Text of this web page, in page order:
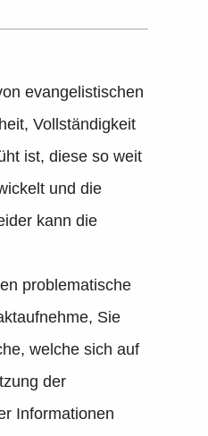
evangelistischen
Vollständigkeit
ist, diese so weit
und die
kann die
problematische
Sie
welche sich auf
der
Informationen